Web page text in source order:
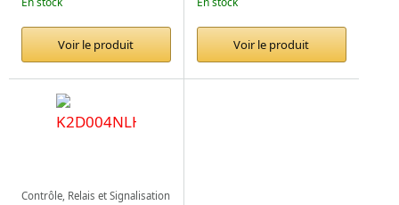
Voir le produit Voir le produit
Contrôle, Relais et Signalisation